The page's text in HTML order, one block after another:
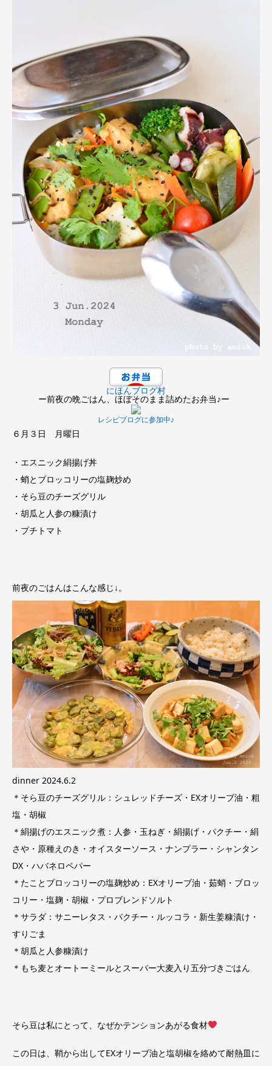
にほんブログ村
ー前夜の晩ごはん、ほぼそのまま詰めたお弁当♪ー
レシピブログに参加中♪
６月３日 月曜日
・エスニック絹揚げ丼
・蛸とブロッコリーの塩麹炒め
・そら豆のチーズグリル
・胡瓜と人参の糠漬け
・プチトマト
前夜のごはんはこんな感じ↓。
dinner 2024.6.2
＊そら豆のチーズグリル：シュレッドチーズ・EXオリーブ油・粗
塩・胡椒
＊絹揚げのエスニック煮：人参・玉ねぎ・絹揚げ・パクチー・絹
さや・原種えのき・オイスターソース・ナンプラー・シャンタン
DX・ハバネロペパー
＊たことブロッコリーの塩麹炒め：EXオリーブ油・茹蛸・ブロッ
コリー・塩麹・胡椒・プロブレンドソルト
＊サラダ：サニーレタス・パクチー・ルッコラ・新生姜糠漬け・
すりごま
＊胡瓜と人参糠漬け
＊もち麦とオートーミールとスーパー大麦入り五分づきごはん
そら豆は私にとって、なぜかテンションあがる食材
この日は、鞘から出してEXオリーブ油と塩胡椒を絡めて耐熱皿に